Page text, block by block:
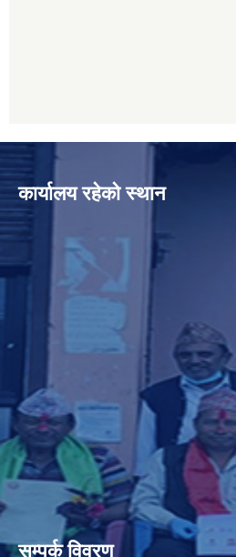
कार्यालय रहेको स्थान
सम्पर्क विवरण